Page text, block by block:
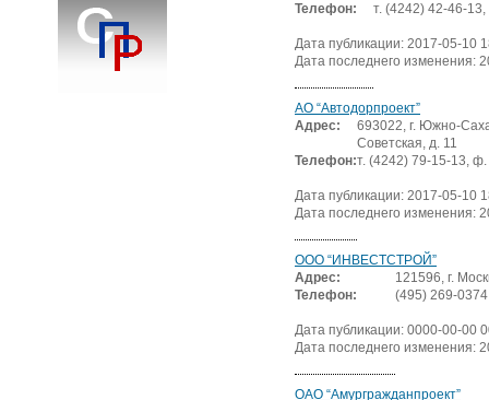
Телефон:
т. (4242) 42-46-
Дата публикации: 2017-05-10
Дата последнего изменения:
АО “Автодорпроект”
Адрес:
693022, г. Южно-
Советская, д. 11
Телефон:т. (4242) 79-15-13,
Дата публикации: 2017-05-10
Дата последнего изменения:
ООО “ИНВЕСТСТРОЙ”
Адрес:
121596, г.
Телефон:
(495) 269-0374
Дата публикации: 0000-00-00
Дата последнего изменения:
ОАО “Амургражданпроект”